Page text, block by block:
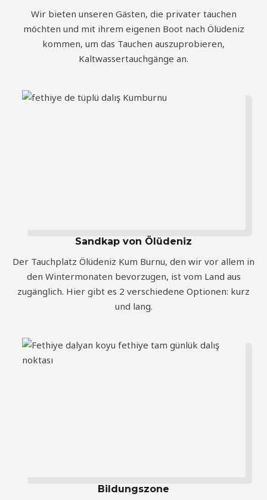
Wir bieten unseren Gästen, die privater tauchen
möchten und mit ihrem eigenen Boot nach Ölüdeniz
kommen, um das Tauchen auszuprobieren,
Kaltwassertauchgänge an.
Sandkap von Ölüdeniz
Der Tauchplatz Ölüdeniz Kum Burnu, den wir vor allem in
den Wintermonaten bevorzugen, ist vom Land aus
zugänglich. Hier gibt es 2 verschiedene Optionen: kurz
und lang.
Bildungszone